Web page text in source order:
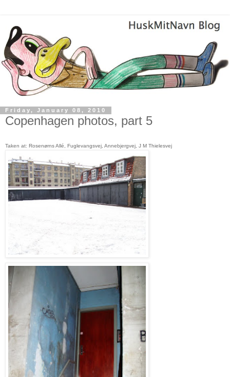
Friday, January 08, 2010
Copenhagen photos, part 5
Taken at: Rosenørns Allé, Fuglevangsvej, Annebjergvej, J M Thielesvej